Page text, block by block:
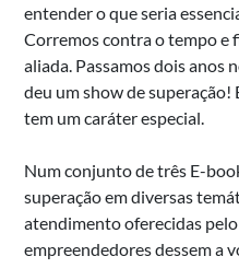
entender o que seria
Corremos contra o tempo e
aliada. Passamos dois anos
deu um show de superação!
tem um caráter especial.
Num conjunto de três E-
superação em diversas
atendimento oferecidas
empreendedores dessem a